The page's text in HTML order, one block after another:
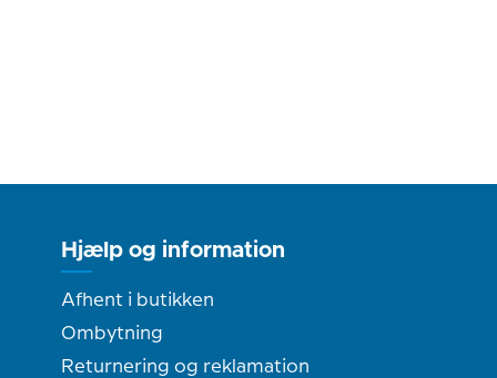
Hjælp og information
Afhent i butikken
Ombytning
Returnering og reklamation